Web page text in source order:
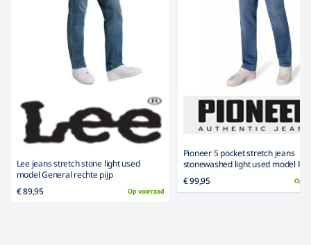
Lee jeans stretch stone light used
model General rechte pijp
€ 89,95
Op voorraad
Pioneer 5 pocket stretch jeans
stonewashed light used model
€ 99,95
Op